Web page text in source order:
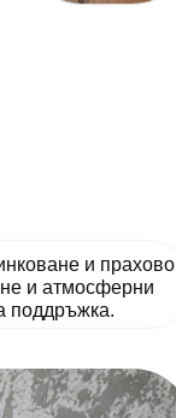
и прахово
и атмосферни
поддръжка.